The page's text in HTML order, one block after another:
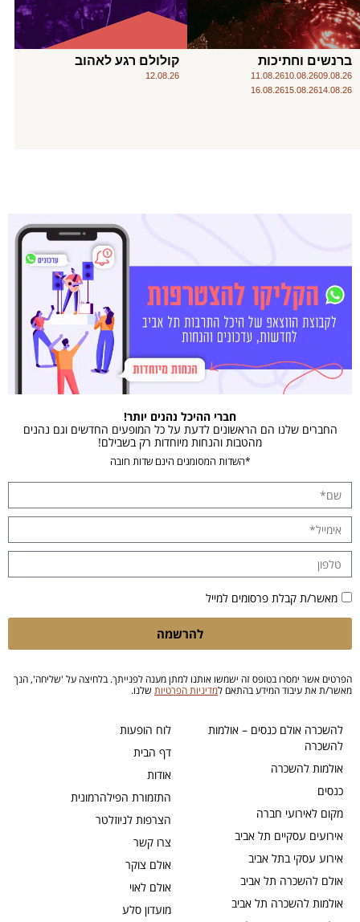
ברנשים וחתיכות
09.08.26
10.08.26
11.08.26
14.08.26
15.08.26
16.08.26
קולולם רגע לאהוב
12.08.26
לוח הופעות
דף הבית
אודות
התזמורת הפילהרמונית
הצרפות לניוזלטר
צרו קשר
אולם צוקר
אולם לאוי
מועדון סלע
להשכרה אולם כנסים – אולמות
להשכרה
אולמות להשכרה
כנסים
מקום לאירועי חברה
אירועים עסקיים תל אביב
אירוע עסקי בתל אביב
אולם להשכרה תל אביב
אולמות להשכרה תל אביב
חברי ההיכל נהנים יותר!
החברים שלנו הם הראשונים לדעת על כל המופעים החדשים וגם נהנים
מהטבות והנחות מיוחדות רק בשבילם!
*השדות המסומנים הינם שדות חובה
מאשר/ת קבלת פרסומים למייל
להרשמה
הפרטים אשר ימסרו בטופס זה ישמשו אותנו למתן מענה לפנייתך. בלחיצה על 'שליחה', הנך
מאשר/ת את עיבוד המידע בהתאם למדיניות הפרטיות שלנו.